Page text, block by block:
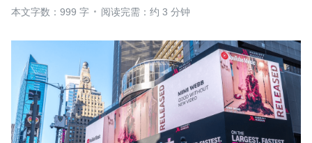
本文字数：999 字
阅读完需：约 3 分钟